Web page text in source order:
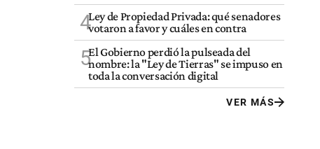
4Ley de Propiedad Privada: qué senadores
votaron a favor y cuáles en contra
5El Gobierno perdió la pulseada del
nombre: la "Ley de Tierras" se impuso en
toda la conversación digital
VER MÁS